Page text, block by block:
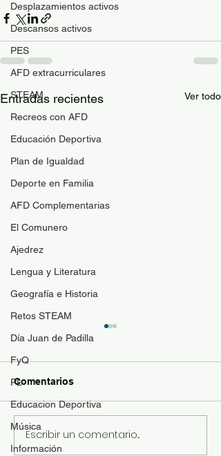
Desplazamientos activos
Descansos activos
PES
AFD extracurriculares
STEAM
Recreos con AFD
Educación Deportiva
Plan de Igualdad
Deporte en Familia
AFD Complementarias
El Comunero
Ajedrez
Lengua y Literatura
Geografía e Historia
Retos STEAM
Día Juan de Padilla
FyQ
PL
Educacion Deportiva
Música
Información
Entradas recientes Ver todo
Revista "El Comunero"
nº31-2026
Comentarios
Escribir un comentario...